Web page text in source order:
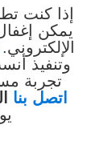
إذا كنت
يمكن
الإلكتروني.
وتنفيذ
تجربة
اتصل بنا